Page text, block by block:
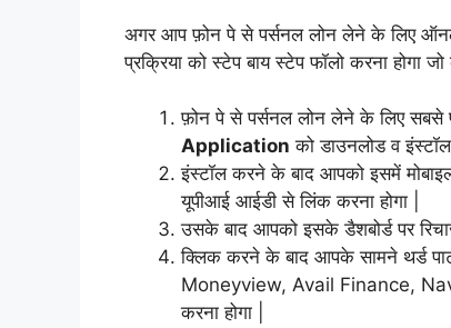
अगर आप फ़ोन पे से पर्सनल लोन लेने के लिए
प्रक्रिया को स्टेप बाय स्टेप फॉलो करना होगा
फ़ोन पे से पर्सनल लोन लेने के लिए सबसे
Application को डाउनलोड व इंस्टॉल
इंस्टॉल करने के बाद आपको इसमें
यूपीआई आईडी से लिंक करना होगा |
उसके बाद आपको इसके डैशबोर्ड पर
क्लिक करने के बाद आपके सामने थर्ड
Moneyview, Avail Finance,
करना होगा |